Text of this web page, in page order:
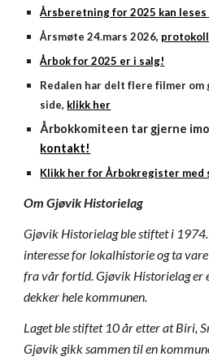
Årsberetning for 2025 kan leses
Årsmøte 24.mars 2026,
Årbok for 2025 er i salg!
Redalen har delt flere filmer om
side, klikk her
Årbokkomiteen tar gjerne
kontakt!
Klikk her for Årbokregister med
Om Gjøvik Historielag
Gjøvik Historielag ble stiftet i
interesse for lokalhistorie og ta
fra vår fortid. Gjøvik Historielag er
dekker hele kommunen.
Laget ble stiftet 10 år etter at Biri,
Gjøvik gikk sammen til en